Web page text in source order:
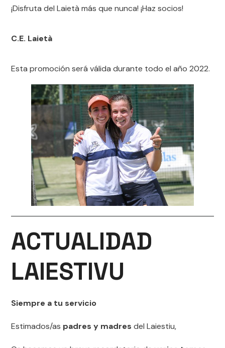
¡Disfruta del Laietà más que nunca! ¡Haz socios!
C.E. Laietà
Esta promoción será válida durante todo el año 2022.
ACTUALIDAD
LAIESTIVU
Siempre a tu servicio
Estimados/as padres y madres del Laiestiu,